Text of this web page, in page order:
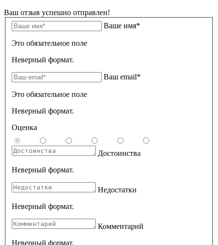
Ваш отзыв успешно отправлен!
Ваше имя*
Это обязательное поле
Неверный формат.
Ваш email*
Это обязательное поле
Неверный формат.
Оценка
Достоинства
Неверный формат.
Недостатки
Неверный формат.
Комментарий
Неверный формат.